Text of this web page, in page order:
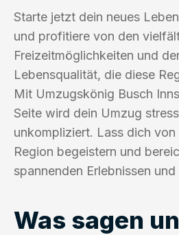
Starte jetzt dein neues
und profitiere von den
Freizeitmöglichkeiten und
Lebensqualität, die diese
Mit Umzugskönig Busch
Seite wird dein Umzug
unkompliziert. Lass dich
Region begeistern und
spannenden Erlebnissen und
Was sagen